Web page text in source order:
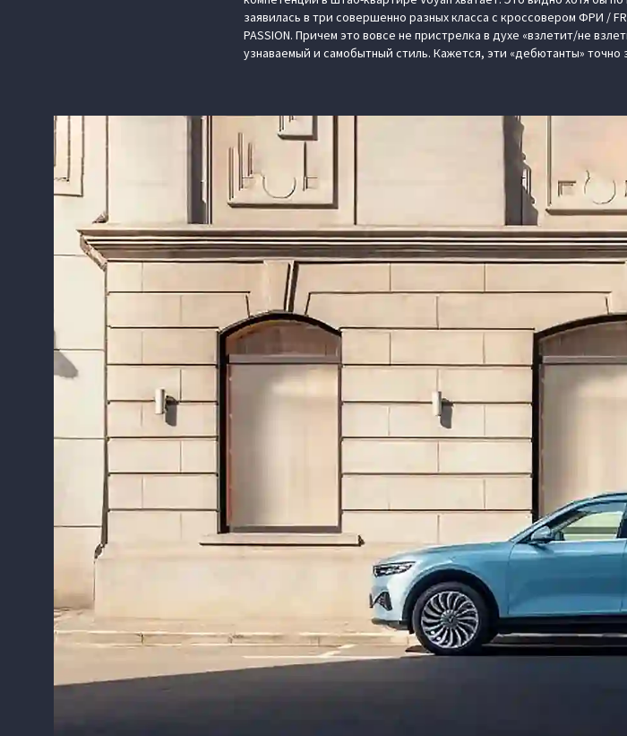
заявилась в три совершенно разных класса с кроссовером ФРИ /
PASSION. Причем это вовсе не пристрелка в духе «взлетит/не
узнаваемый и самобытный стиль. Кажется, эти «дебютанты» точно